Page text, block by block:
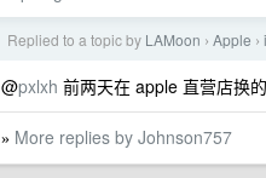
Replied to a topic by LAMoon › Apple ›
@pxlxh 前两天在 apple 直营店换
» More replies by Johnson757